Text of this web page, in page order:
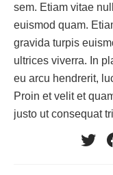
sem. Etiam vitae
euismod quam.
gravida turpis
ultrices viverra. In
eu arcu hendrerit,
Proin et velit et
justo ut consequat